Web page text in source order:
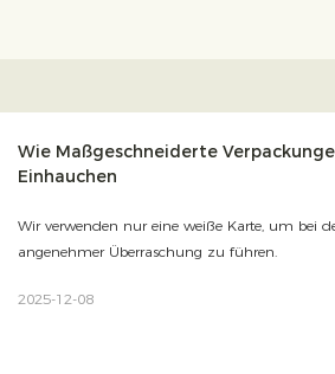
Wie Maßgeschneiderte
Einhauchen
Wir verwenden nur eine weiße Karte, um bei
angenehmer Überraschung zu führen.
2025-12-08